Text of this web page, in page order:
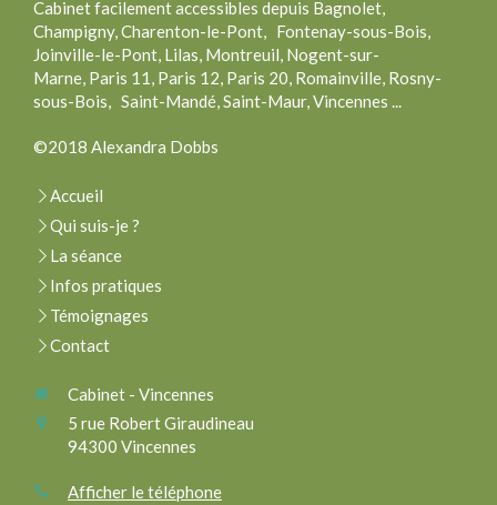
Cabinet facilement accessibles depuis Bagnolet,
Champigny, Charenton-le-Pont, Fontenay-sous-Bois,
Joinville-le-Pont, Lilas, Montreuil, Nogent-sur-
Marne, Paris 11, Paris 12, Paris 20, Romainville, Rosny-
sous-Bois, Saint-Mandé, Saint-Maur, Vincennes ...
©2018 Alexandra Dobbs
Accueil
Qui suis-je ?
La séance
Infos pratiques
Témoignages
Contact
Cabinet - Vincennes
5 rue Robert Giraudineau
94300 Vincennes
Afficher le téléphone